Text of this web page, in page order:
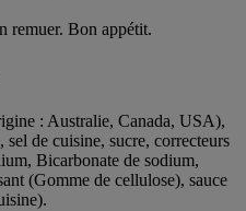
remuer. Bon appétit.
: Australie, Canada, USA),
de cuisine, sucre, correcteurs
Bicarbonate de sodium,
(Gomme de cellulose), sauce